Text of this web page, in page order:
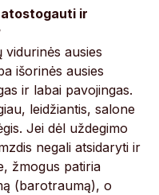
ir
ausies
išorinės ausies
ir labai pavojingas.
leidžiantis, salone
Jei dėl uždegimo
negali atsidaryti ir
žmogus patiria
(barotraumą), o